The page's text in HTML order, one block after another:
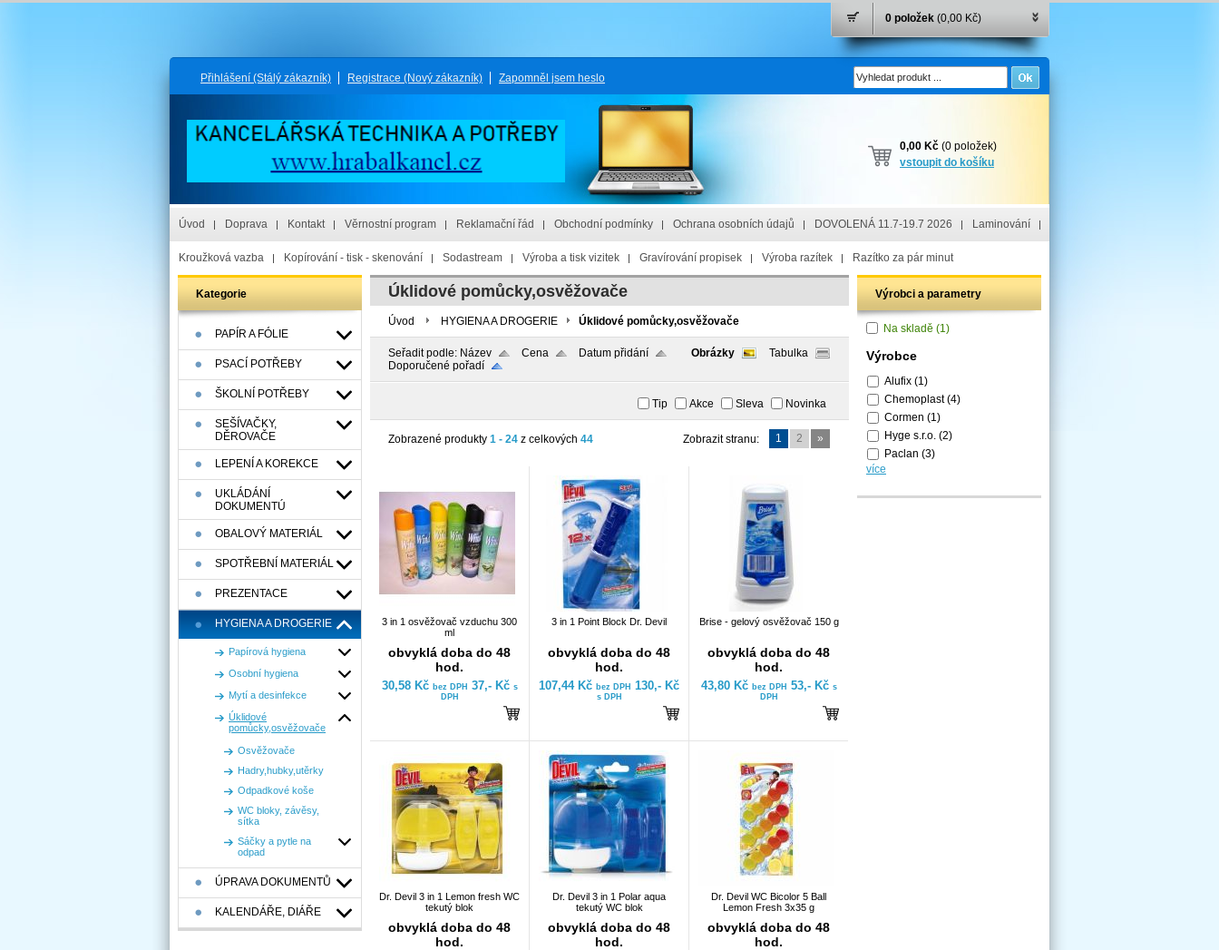
0 položek (0,00 Kč)
Přihlášení (Stálý zákazník) Registrace (Nový zákazník) Zapomněl jsem heslo
0,00 Kč (0 položek)
vstoupit do košíku
Úvod Doprava Kontakt Věrnostní program Reklamační řád Obchodní podmínky Ochrana osobních údajů DOVOLENÁ 11.7-19.7 2026 Laminování
Kroužková vazba Kopírování - tisk - skenování Sodastream Výroba a tisk vizitek Gravírování propisek Výroba razítek Razítko za pár minut
Kategorie
PAPÍR A FÓLIE
PSACÍ POTŘEBY
ŠKOLNÍ POTŘEBY
SEŠÍVAČKY,
DĚROVAČE
LEPENÍ A KOREKCE
UKLÁDÁNÍ
DOKUMENTÚ
OBALOVÝ MATERIÁL
SPOTŘEBNÍ MATERIÁL
PREZENTACE
HYGIENA A DROGERIE
Papírová hygiena
Osobní hygiena
Mytí a desinfekce
Úklidové
pomůcky,osvěžovače
Osvěžovače
Hadry,hubky,utěrky
Odpadkové koše
WC bloky, závěsy,
sítka
Sáčky a pytle na
odpad
ÚPRAVA DOKUMENTŮ
KALENDÁŘE, DIÁŘE
Úklidové pomůcky,osvěžovače
Úvod HYGIENA A DROGERIE Úklidové pomůcky,osvěžovače
Seřadit podle: Název Cena
Datum přidání
Doporučené pořadí
Obrázky Tabulka
Tip Akce Sleva Novinka
Zobrazené produkty 1 - 24 z celkových 44 Zobrazit stranu: 1 2 »
3 in 1 osvěžovač vzduchu 300
ml
obvyklá doba do 48
hod.
30,58 Kč bez DPH 37,- Kč s
DPH
3 in 1 Point Block Dr. Devil
obvyklá doba do 48
hod.
107,44 Kč bez DPH 130,- Kč
s DPH
Brise - gelový osvěžovač 150 g
obvyklá doba do 48
hod.
43,80 Kč bez DPH 53,- Kč s
DPH
Dr. Devil 3 in 1 Lemon fresh WC
tekutý blok
obvyklá doba do 48
hod.
Dr. Devil 3 in 1 Polar aqua
tekutý WC blok
obvyklá doba do 48
hod.
Dr. Devil WC Bicolor 5 Ball
Lemon Fresh 3x35 g
obvyklá doba do 48
hod.
Výrobci a parametry
Na skladě (1)
Výrobce
Alufix (1)
Chemoplast (4)
Cormen (1)
Hyge s.r.o. (2)
Paclan (3)
více